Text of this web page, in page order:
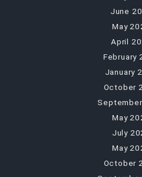
June
May
April
February
January
October
May
July
May
October